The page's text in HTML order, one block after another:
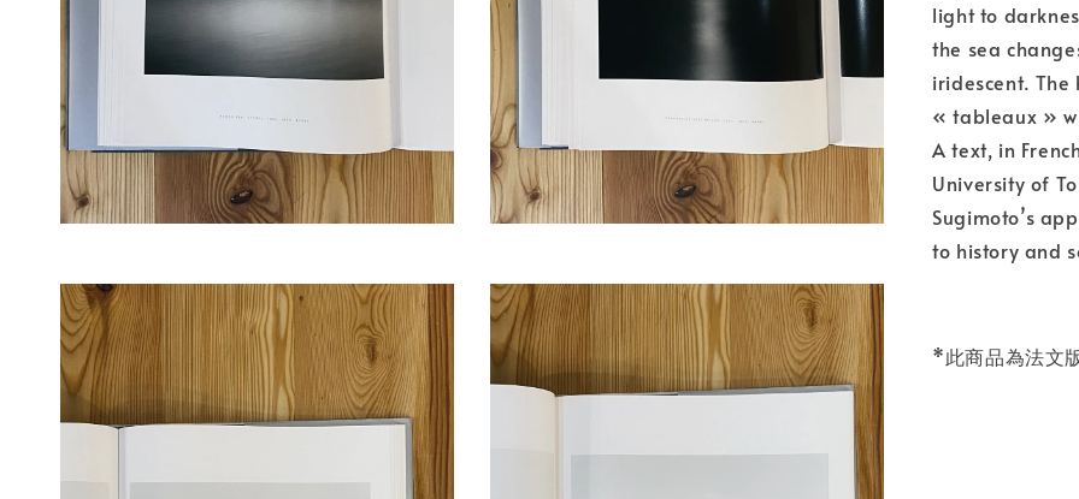
light to
the sea
iridescent.
« tableaux »
A text, in
University of
Sugimoto’s
to history and
*此商品為法文